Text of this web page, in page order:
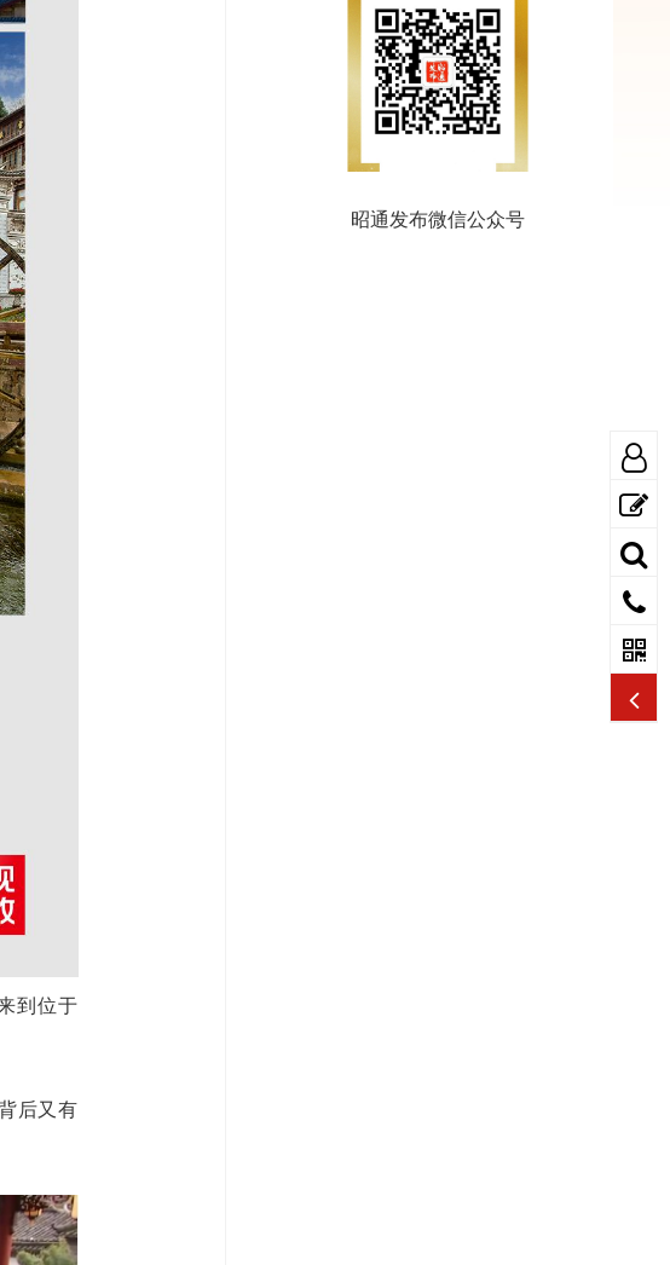
到位于
后又有
昭通发布微信公众号